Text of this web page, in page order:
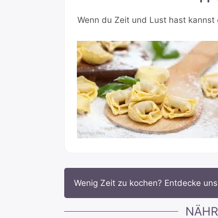
Wenn du Zeit und Lust hast
Wenig Zeit zu kochen? Entdecke